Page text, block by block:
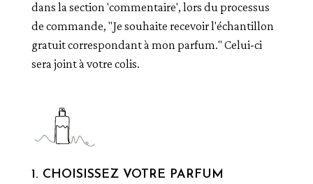
dans la section 'commentaire', lors du processus
de commande, "Je souhaite recevoir l'échantillon
gratuit correspondant à mon parfum." Celui-ci
sera joint à votre colis.
1. CHOISISSEZ VOTRE PARFUM